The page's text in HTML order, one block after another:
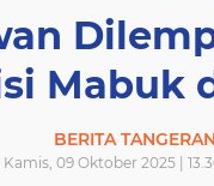
Mabuk
BERITA
Kamis, 09 Oktober 2025 |